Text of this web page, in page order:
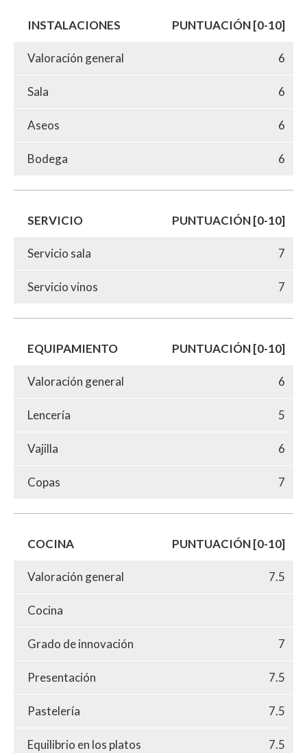
INSTALACIONES PUNTUACIÓN [0-10]
Valoración general 6
Sala 6
Aseos 6
Bodega 6
SERVICIO PUNTUACIÓN [0-10]
Servicio sala 7
Servicio vinos 7
EQUIPAMIENTO PUNTUACIÓN [0-10]
Valoración general 6
Lencería 5
Vajilla 6
Copas 7
COCINA PUNTUACIÓN [0-10]
Valoración general 7.5
Cocina
Grado de innovación 7
Presentación 7.5
Pastelería 7.5
Equilibrio en los platos 7.5